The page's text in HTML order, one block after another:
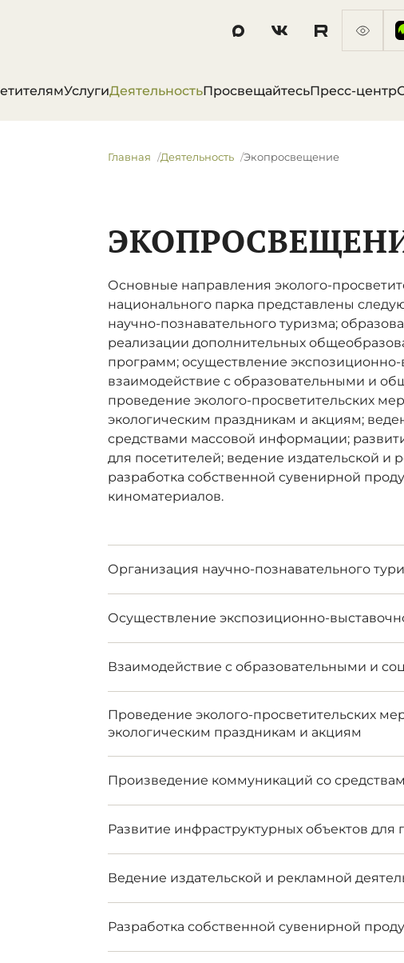
УслугиДеятельностьПросвещайтесьПресс-центр
Главная Деятельность Экопросвещение
Основные направления эколого-
национального парка представлены
научно-познавательного туризма;
реализации дополнительных
программ; осуществление экспозиционно-
взаимодействие с образовательными и
проведение эколого-просветительских
экологическим праздникам и акциям;
средствами массовой информации;
для посетителей; ведение издательской и
разработка собственной сувенирной
киноматериалов.
Организация научно-познавательного
Осуществление экспозиционно-
Взаимодействие с образовательными и
Проведение эколого-просветительских
экологическим праздникам и акциям
Произведение коммуникаций со
Развитие инфраструктурных объектов для
Ведение издательской и рекламной
Разработка собственной сувенирной